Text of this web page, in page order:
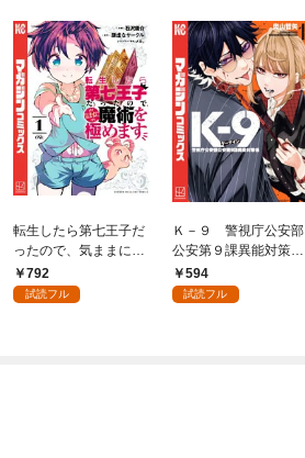
転生したら第七王子だ
ったので、気ままに魔
術を極めます（１）
792
試読フル
Ｋ－９ 警視庁公安部
公安第９課異能対策係
（１）
594
試読フル